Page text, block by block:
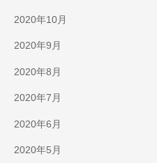
2020年10月
2020年9月
2020年8月
2020年7月
2020年6月
2020年5月